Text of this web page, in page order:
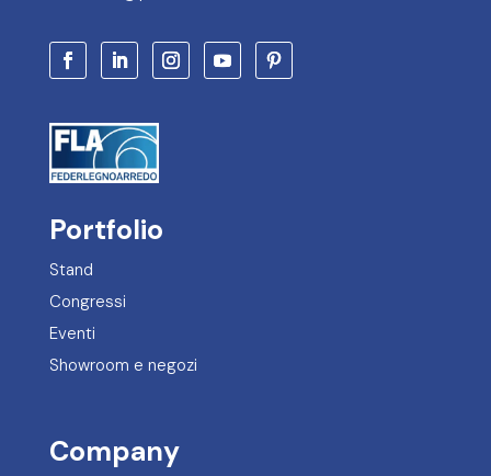
Portfolio
Stand
Congressi
Eventi
Showroom e negozi
Company